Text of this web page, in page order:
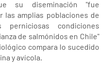
su diseminación "fue
las amplias poblaciones de
condiciones
de salmónidos en Chile"
compara lo sucedido
y avícola.